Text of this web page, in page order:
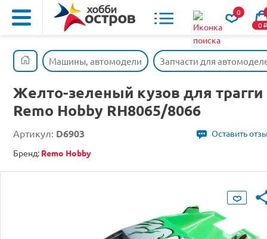
0
0o
Машины, автомодели Запчасти для
Желто-зеленый кузов для трагги
Remo Hobby RH8065/8066
Артикул: D6903
Оставить
Бренд: Remo Hobby